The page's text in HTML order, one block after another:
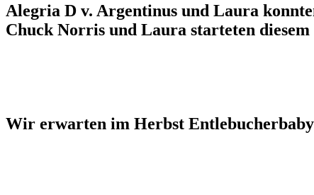
Alegria D v. Argentinus und Laura
Chuck Norris und Laura starteten
Wir erwarten im Herbst